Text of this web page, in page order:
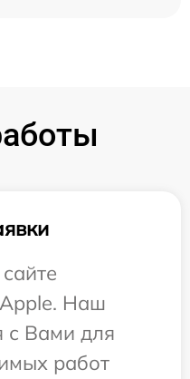
Apple. Наш
с Вами для
работ